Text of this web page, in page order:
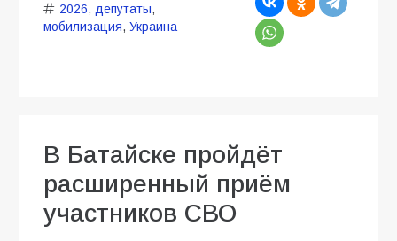
2026, депутаты,
мобилизация, Украина
В Батайске пройдёт
расширенный приём
участников СВО